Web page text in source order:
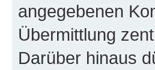
angegebenen
Übermittlung
Darüber hinaus